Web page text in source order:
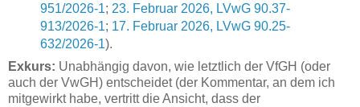
951/2026-1; 23. Februar 2026, LVwG 90.37-
913/2026-1; 17. Februar 2026, LVwG 90.25-
632/2026-1).
Exkurs: Unabhängig davon, wie letztlich der VfGH (oder
auch der VwGH) entscheidet (der Kommentar, an dem ich
mitgewirkt habe, vertritt die Ansicht, dass der